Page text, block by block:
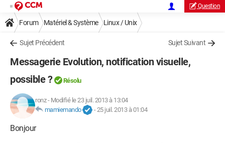
Question
Forum Matériel & Système Linux / Unix
Sujet Précédent Sujet Suivant
Messagerie Evolution, notification visuelle,
possible ?
Résolu
ronz- Modifié le 23 juil. 2013 à 13:04
mamiemando
-25 juil. 2013 à 01:04
Bonjour